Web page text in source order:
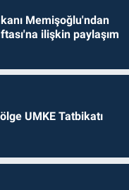
Memişoğlu'ndan
ilişkin paylaşım
UMKE Tatbikatı